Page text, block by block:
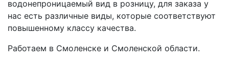
водонепроницаемый вид в розницу, для заказа у
нас есть различные виды, которые соответствуют
повышенному классу качества.
Работаем в Смоленске и Смоленской области.